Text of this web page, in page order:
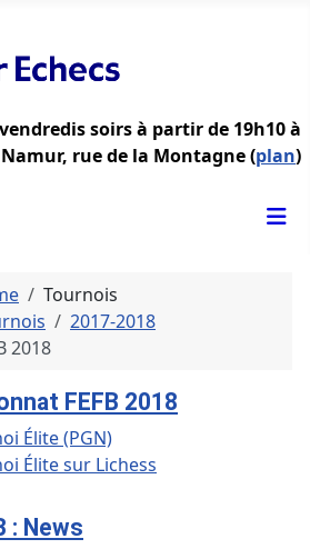
soirs à partir de 19h10 à
Namur, rue de la Montagne (plan)
Tournois
2017-2018
2018
FEFB 2018
Élite (PGN)
Élite sur Lichess
: News